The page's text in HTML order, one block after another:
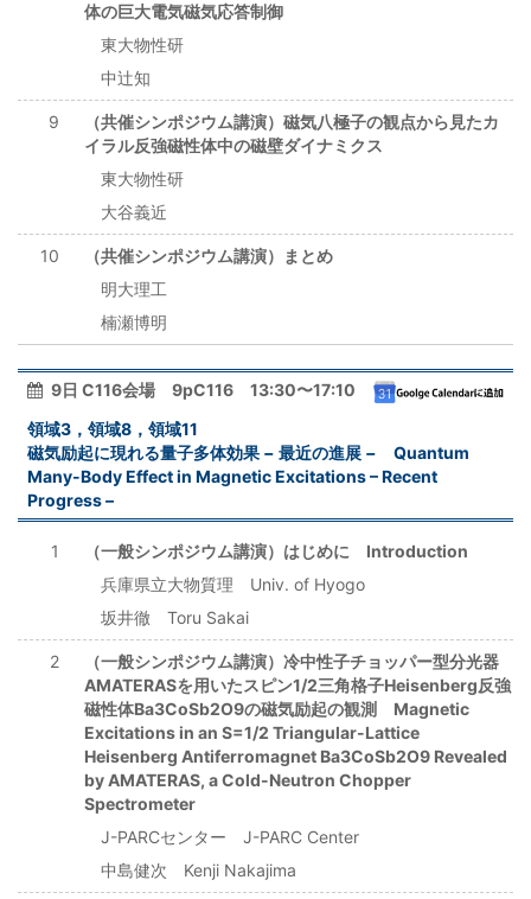
体の巨大電気磁気応答制御
東大物性研
中辻知
9
（共催シンポジウム講演）磁気八極子の観点から見たカ
イラル反強磁性体中の磁壁ダイナミクス
東大物性研
大谷義近
10
（共催シンポジウム講演）まとめ
明大理工
楠瀬博明
9日 C116会場 9pC116 13:30〜17:10
領域3，領域8，領域11
磁気励起に現れる量子多体効果 − 最近の進展 − Quantum
Many-Body Effect in Magnetic Excitations – Recent
Progress –
1
（一般シンポジウム講演）はじめに Introduction
兵庫県立大物質理 Univ. of Hyogo
坂井徹 Toru Sakai
2
（一般シンポジウム講演）冷中性子チョッパー型分光器
AMATERASを用いたスピン1/2三角格子Heisenberg反強
磁性体Ba3CoSb2O9の磁気励起の観測 Magnetic
Excitations in an S=1/2 Triangular-Lattice
Heisenberg Antiferromagnet Ba3CoSb2O9 Revealed
by AMATERAS, a Cold-Neutron Chopper
Spectrometer
J-PARCセンター J-PARC Center
中島健次 Kenji Nakajima